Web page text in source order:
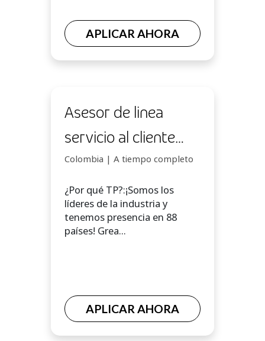
APLICAR AHORA
Asesor de linea
servicio al cliente
Bucaramanga BP
Colombia | A tiempo completo
¿Por qué TP?:¡Somos los
líderes de la industria y
tenemos presencia en 88
países! Grea...
APLICAR AHORA